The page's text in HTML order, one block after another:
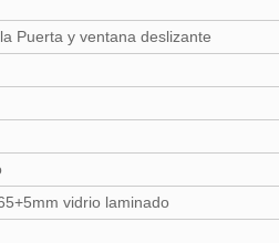
Puerta y ventana deslizante
vidrio laminado